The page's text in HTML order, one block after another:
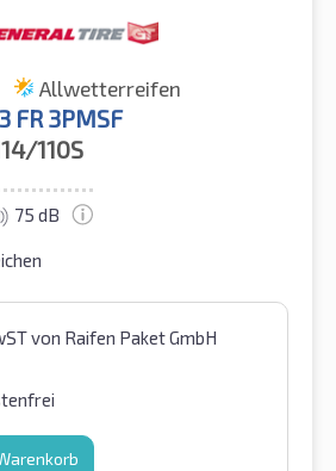
Allwetterreifen
FR 3PMSF
110S
75 dB
von Raifen Paket GmbH